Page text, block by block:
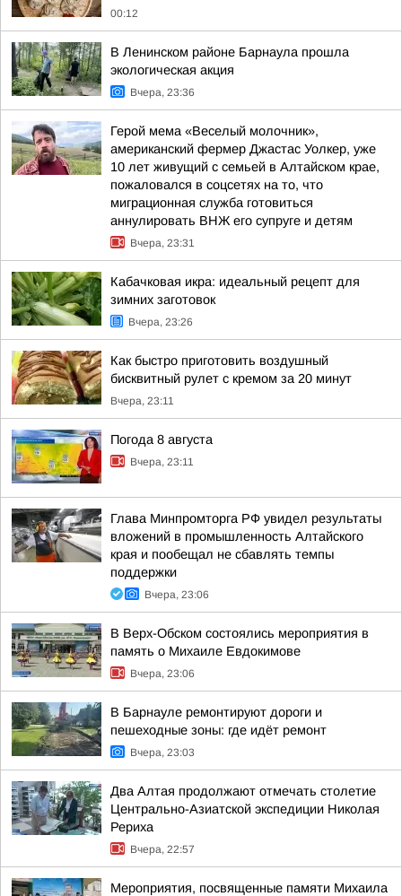
00:12
В Ленинском районе Барнаула прошла
экологическая акция
Вчера, 23:36
Герой мема «Веселый молочник»,
американский фермер Джастас Уолкер, уже
10 лет живущий с семьей в Алтайском крае,
пожаловался в соцсетях на то, что
миграционная служба готовиться
аннулировать ВНЖ его супруге и детям
Вчера, 23:31
Кабачковая икра: идеальный рецепт для
зимних заготовок
Вчера, 23:26
Как быстро приготовить воздушный
бисквитный рулет с кремом за 20 минут
Вчера, 23:11
Погода 8 августа
Вчера, 23:11
Глава Минпромторга РФ увидел результаты
вложений в промышленность Алтайского
края и пообещал не сбавлять темпы
поддержки
Вчера, 23:06
В Верх-Обском состоялись мероприятия в
память о Михаиле Евдокимове
Вчера, 23:06
В Барнауле ремонтируют дороги и
пешеходные зоны: где идёт ремонт
Вчера, 23:03
Два Алтая продолжают отмечать столетие
Центрально-Азиатской экспедиции Николая
Рериха
Вчера, 22:57
Мероприятия, посвященные памяти Михаила